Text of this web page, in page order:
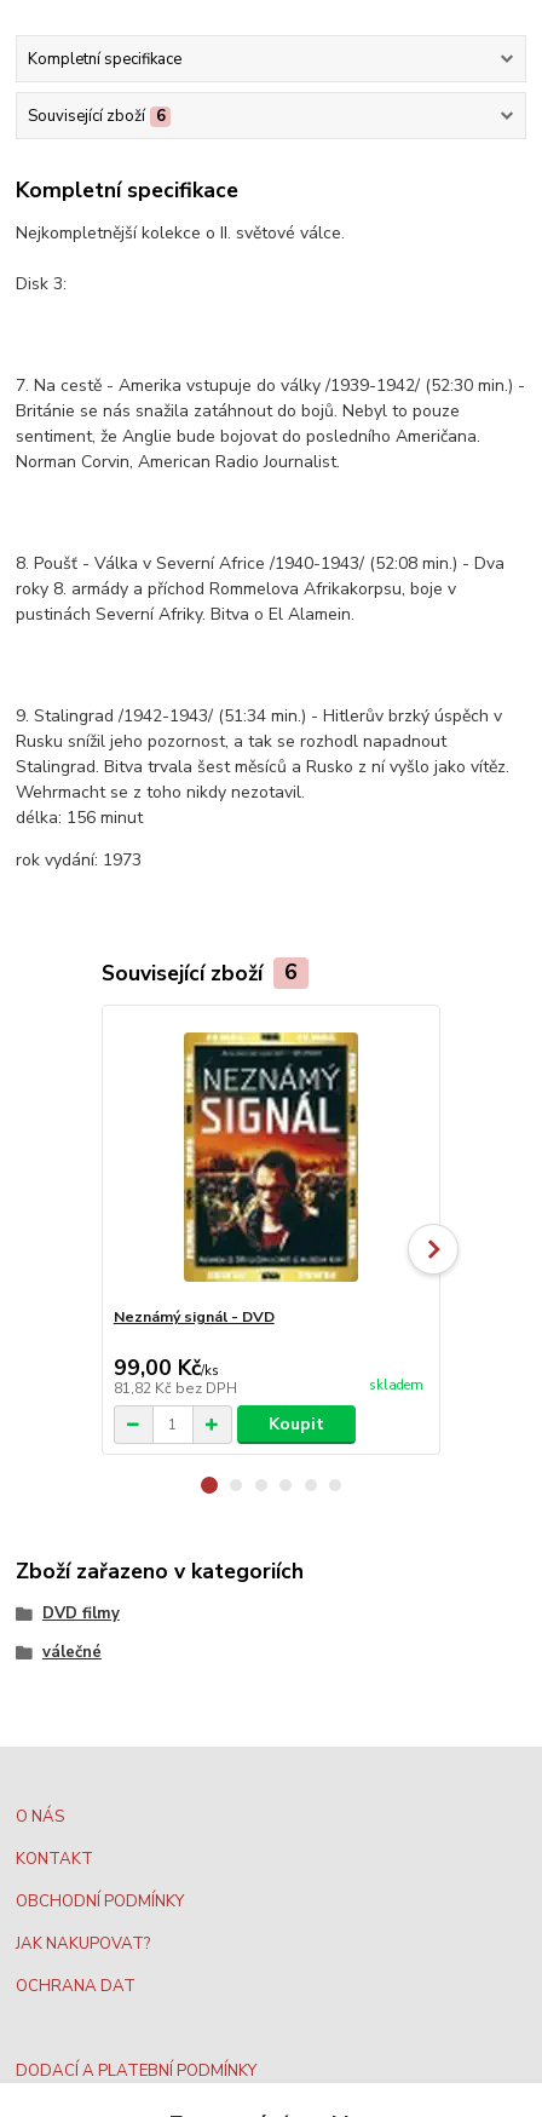
Kompletní specifikace
Související zboží 6
Kompletní specifikace
Nejkompletnější kolekce o II. světové válce.
Disk 3:
7. Na cestě - Amerika vstupuje do války /1939-1942/ (52:30 min.) -
Británie se nás snažila zatáhnout do bojů. Nebyl to pouze
sentiment, že Anglie bude bojovat do posledního Američana.
Norman Corvin, American Radio Journalist.
8. Poušť - Válka v Severní Africe /1940-1943/ (52:08 min.) - Dva
roky 8. armády a příchod Rommelova Afrikakorpsu, boje v
pustinách Severní Afriky. Bitva o El Alamein.
9. Stalingrad /1942-1943/ (51:34 min.) - Hitlerův brzký úspěch v
Rusku snížil jeho pozornost, a tak se rozhodl napadnout
Stalingrad. Bitva trvala šest měsíců a Rusko z ní vyšlo jako vítěz.
Wehrmacht se z toho nikdy nezotavil.
délka: 156 minut
rok vydání: 1973
Související zboží 6
Neznámý signál - DVD
99,00 Kč/ks
81,82 Kč bez DPH skladem
Koupit
Zboží zařazeno v kategoriích
DVD filmy
válečné
O NÁS
KONTAKT
OBCHODNÍ PODMÍNKY
JAK NAKUPOVAT?
OCHRANA DAT
DODACÍ A PLATEBNÍ PODMÍNKY